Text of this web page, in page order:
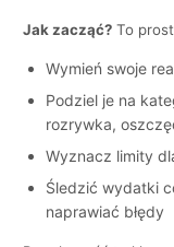
Jak zacząć? To
Wymień swoje
Podziel je na
rozrywka,
Wyznacz limity
Śledzić wydatki
naprawiać błędy